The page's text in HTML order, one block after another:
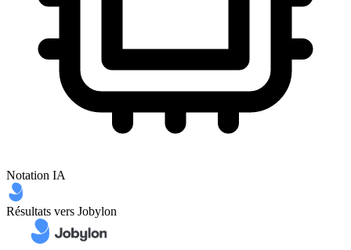
Notation IA
Résultats vers Jobylon